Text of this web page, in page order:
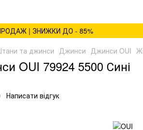
| ЗНИЖКИ ДО - 85%
та джинси Джинси Джинси OUI
OUI 79924 5500 Сині
Написати відгук